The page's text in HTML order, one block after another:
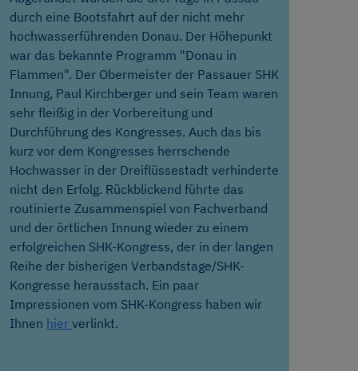
durch eine Bootsfahrt auf der nicht mehr
hochwasserführenden Donau. Der Höhepunkt
war das bekannte Programm "Donau in
Flammen". Der Obermeister der Passauer SHK
Innung, Paul Kirchberger und sein Team waren
sehr fleißig in der Vorbereitung und
Durchführung des Kongresses. Auch das bis
kurz vor dem Kongresses herrschende
Hochwasser in der Dreiflüssestadt verhinderte
nicht den Erfolg. Rückblickend führte das
routinierte Zusammenspiel von Fachverband
und der örtlichen Innung wieder zu einem
erfolgreichen SHK-Kongress, der in der langen
Reihe der bisherigen Verbandstage/SHK-
Kongresse herausstach. Ein paar
Impressionen vom SHK-Kongress haben wir
Ihnen hier verlinkt.